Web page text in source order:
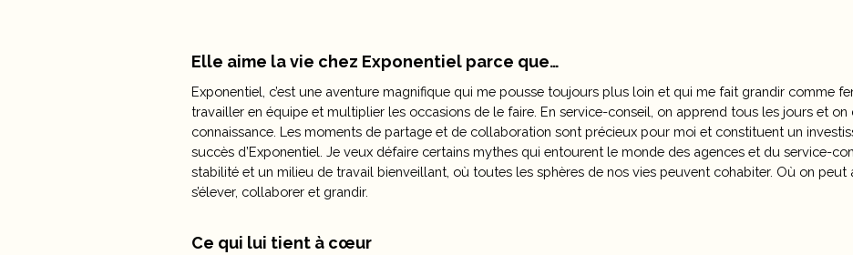
Elle aime la vie chez Exponentiel parce que…
Exponentiel, c’est une aventure magnifique qui me pousse toujours plus loin et qui me fait grandir comme
travailler en équipe et multiplier les occasions de le faire. En service-conseil, on apprend tous les jours et
connaissance. Les moments de partage et de collaboration sont précieux pour moi et constituent un
succès d’Exponentiel. Je veux défaire certains mythes qui entourent le monde des agences et du service-
stabilité et un milieu de travail bienveillant, où toutes les sphères de nos vies peuvent cohabiter. Où on peut
s’élever, collaborer et grandir.
Ce qui lui tient à cœur